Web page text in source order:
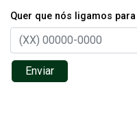
Quer que nós ligamos
Enviar